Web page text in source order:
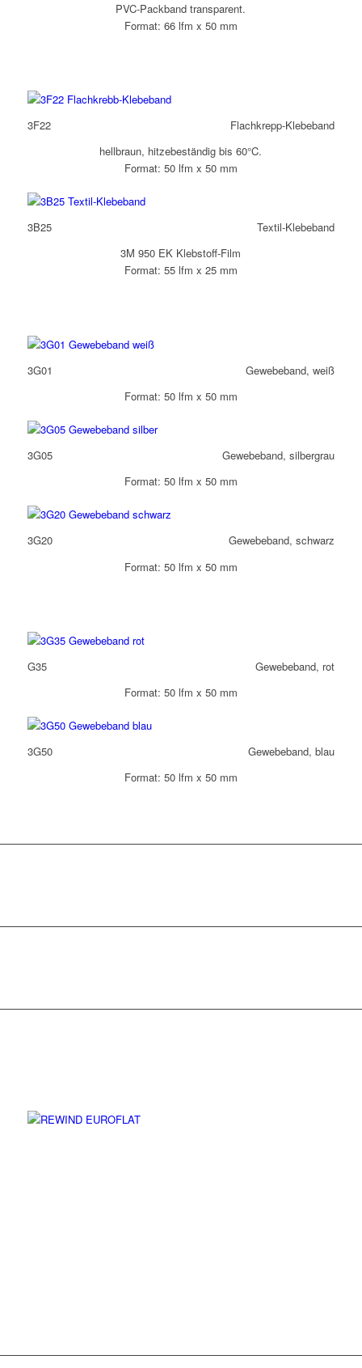
PVC-Packband transparent.
Format: 66 lfm x 50 mm
3F22
Flachkrepp-Klebeband
hellbraun, hitzebeständig bis 60°C.
Format: 50 lfm x 50 mm
3B25
Textil-Klebeband
3M 950 EK Klebstoff-Film
Format: 55 lfm x 25 mm
3G01
Gewebeband, weiß
Format: 50 lfm x 50 mm
3G05
Gewebeband, silbergrau
Format: 50 lfm x 50 mm
3G20
Gewebeband, schwarz
Format: 50 lfm x 50 mm
G35
Gewebeband, rot
Format: 50 lfm x 50 mm
3G50
Gewebeband, blau
Format: 50 lfm x 50 mm